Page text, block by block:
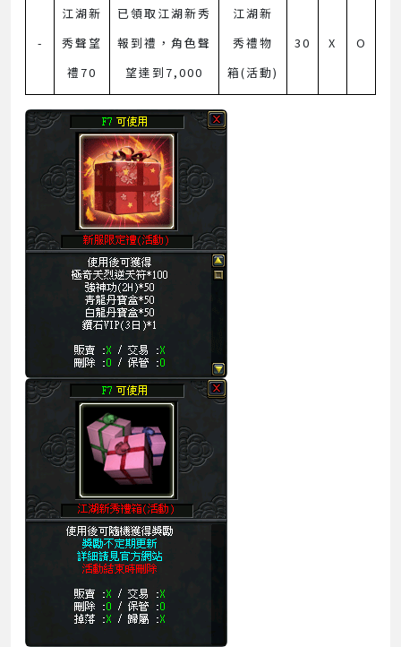
-
江湖新
秀聲望
禮70
已領取江湖新秀
報到禮，角色聲
望達到7,000
江湖新
秀禮物
箱(活動)
30 X O